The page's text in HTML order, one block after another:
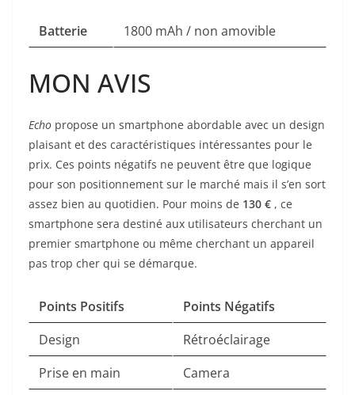
Batterie 1800 mAh / non amovible
MON AVIS
Echo propose un smartphone abordable avec un design
plaisant et des caractéristiques intéressantes pour le
prix. Ces points négatifs ne peuvent être que logique
pour son positionnement sur le marché mais il s’en sort
assez bien au quotidien. Pour moins de 130 € , ce
smartphone sera destiné aux utilisateurs cherchant un
premier smartphone ou même cherchant un appareil
pas trop cher qui se démarque.
Points Positifs
Points Négatifs
Design
Rétroéclairage
Prise en main
Camera